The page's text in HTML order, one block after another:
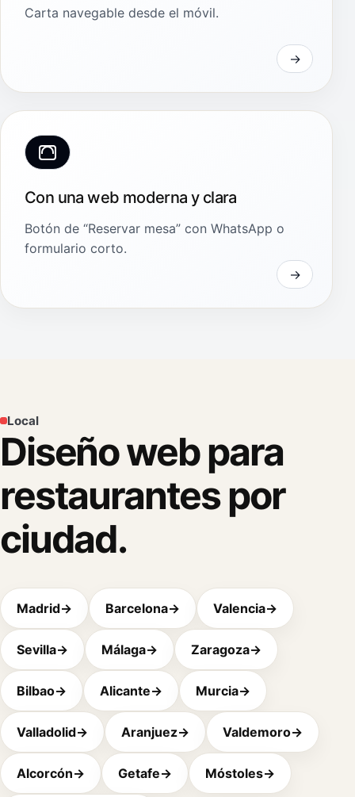
Carta navegable desde el móvil.
Con una web moderna y clara
Botón de “Reservar mesa” con WhatsApp o
formulario corto.
Local
Diseño web para
restaurantes por
ciudad.
Madrid→ Barcelona→ Valencia→
Sevilla→ Málaga→ Zaragoza→
Bilbao→ Alicante→ Murcia→
Valladolid→ Aranjuez→ Valdemoro→
Alcorcón→ Getafe→ Móstoles→